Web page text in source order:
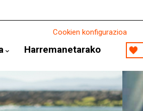
Harremanetarako
Cookien konfigurazioa